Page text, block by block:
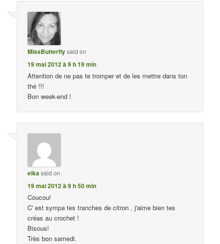
MissButterflysaid on
19 mai 2012 à 9 h 19 min
Attention de ne pas te tromper et de les mettre dans ton
thé !!!
Bon week-end !
elkasaid on
19 mai 2012 à 9 h 50 min
Coucou!
C' est sympa tes tranches de citron , j'aime bien tes
créas au crochet !
Bisous!
Très bon samedi.